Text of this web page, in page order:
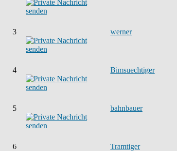
3 werner
4 Bimsuechtiger
5 bahnbauer
6 Tramtiger